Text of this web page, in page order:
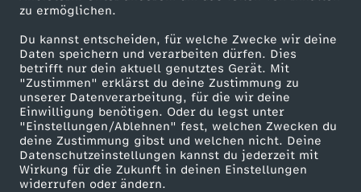
zu ermöglichen.
Du kannst entscheiden, für welche Zwecke wir deine
Daten speichern und verarbeiten dürfen. Dies
betrifft nur dein aktuell genutztes Gerät. Mit
"Zustimmen" erklärst du deine Zustimmung zu
unserer Datenverarbeitung, für die wir deine
Einwilligung benötigen. Oder du legst unter
"Einstellungen/Ablehnen" fest, welchen Zwecken du
deine Zustimmung gibst und welchen nicht. Deine
Datenschutzeinstellungen kannst du jederzeit mit
Wirkung für die Zukunft in deinen Einstellungen
widerrufen oder ändern.
C
K
-
9
2
ZDF goes Schule
Werbefernsehen
Mainzelmännchen